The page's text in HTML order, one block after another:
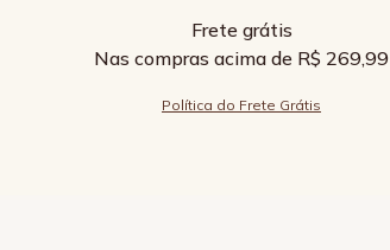
Frete grátis
Nas compras acima de R$ 269,99
Política do Frete Grátis